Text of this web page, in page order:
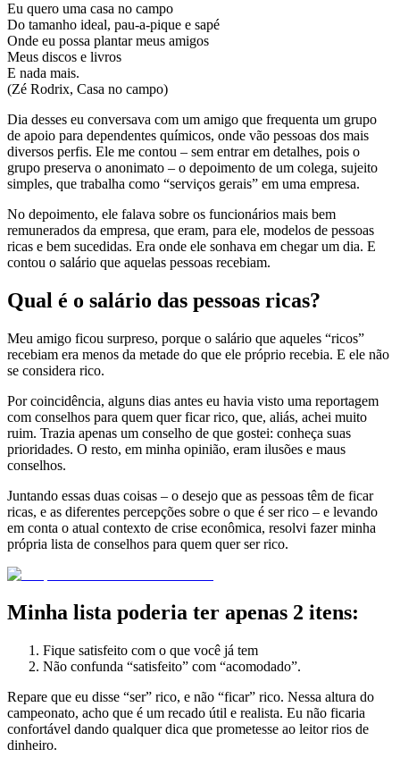
Eu quero uma casa no campo
Do tamanho ideal, pau-a-pique e sapé
Onde eu possa plantar meus amigos
Meus discos e livros
E nada mais.
(Zé Rodrix, Casa no campo)
Dia desses eu conversava com um amigo que frequenta um grupo
de apoio para dependentes químicos, onde vão pessoas dos mais
diversos perfis. Ele me contou – sem entrar em detalhes, pois o
grupo preserva o anonimato – o depoimento de um colega, sujeito
simples, que trabalha como “serviços gerais” em uma empresa.
No depoimento, ele falava sobre os funcionários mais bem
remunerados da empresa, que eram, para ele, modelos de pessoas
ricas e bem sucedidas. Era onde ele sonhava em chegar um dia. E
contou o salário que aquelas pessoas recebiam.
Qual é o salário das pessoas ricas?
Meu amigo ficou surpreso, porque o salário que aqueles “ricos”
recebiam era menos da metade do que ele próprio recebia. E ele não
se considera rico.
Por coincidência, alguns dias antes eu havia visto uma reportagem
com conselhos para quem quer ficar rico, que, aliás, achei muito
ruim. Trazia apenas um conselho de que gostei: conheça suas
prioridades. O resto, em minha opinião, eram ilusões e maus
conselhos.
Juntando essas duas coisas – o desejo que as pessoas têm de ficar
ricas, e as diferentes percepções sobre o que é ser rico – e levando
em conta o atual contexto de crise econômica, resolvi fazer minha
própria lista de conselhos para quem quer ser rico.
Minha lista poderia ter apenas 2 itens:
Fique satisfeito com o que você já tem
Não confunda “satisfeito” com “acomodado”.
Repare que eu disse “ser” rico, e não “ficar” rico. Nessa altura do
campeonato, acho que é um recado útil e realista. Eu não ficaria
confortável dando qualquer dica que prometesse ao leitor rios de
dinheiro.